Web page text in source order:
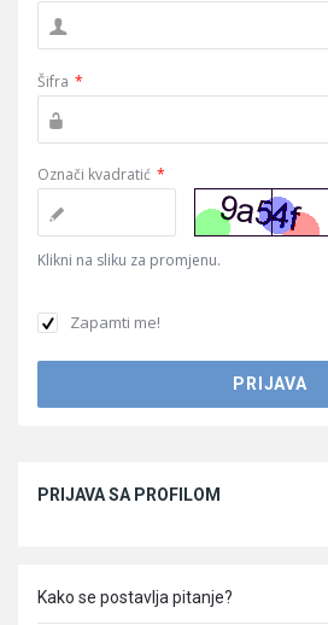
Šifra *
Označi kvadratić *
Klikni na sliku za promjenu.
Zapamti me!
PRIJAVA SA PROFILOM
Kako se postavlja pitanje?